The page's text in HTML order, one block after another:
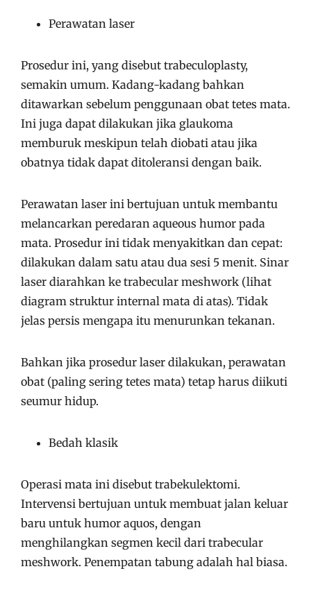
Perawatan laser
Prosedur ini, yang disebut trabeculoplasty,
semakin umum. Kadang-kadang bahkan
ditawarkan sebelum penggunaan obat tetes mata.
Ini juga dapat dilakukan jika glaukoma
memburuk meskipun telah diobati atau jika
obatnya tidak dapat ditoleransi dengan baik.
Perawatan laser ini bertujuan untuk membantu
melancarkan peredaran aqueous humor pada
mata. Prosedur ini tidak menyakitkan dan cepat:
dilakukan dalam satu atau dua sesi 5 menit. Sinar
laser diarahkan ke trabecular meshwork (lihat
diagram struktur internal mata di atas). Tidak
jelas persis mengapa itu menurunkan tekanan.
Bahkan jika prosedur laser dilakukan, perawatan
obat (paling sering tetes mata) tetap harus diikuti
seumur hidup.
Bedah klasik
Operasi mata ini disebut trabekulektomi.
Intervensi bertujuan untuk membuat jalan keluar
baru untuk humor aquos, dengan
menghilangkan segmen kecil dari trabecular
meshwork. Penempatan tabung adalah hal biasa.